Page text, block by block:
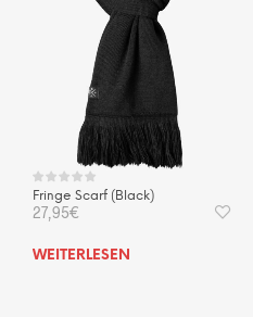
Fringe Scarf (Black)
27,95€
WEITERLESEN